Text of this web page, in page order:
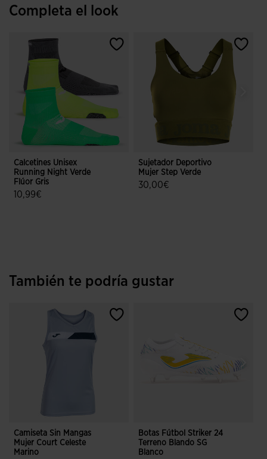
Completa el look
Calcetines Unisex
Running Night Verde
Flúor Gris
10,99€
Sujetador Deportivo
Mujer Step Verde
30,00€
También te podría gustar
Camiseta Sin Mangas
Mujer Court Celeste
Marino
Botas Fútbol Striker 24
Terreno Blando SG
Blanco